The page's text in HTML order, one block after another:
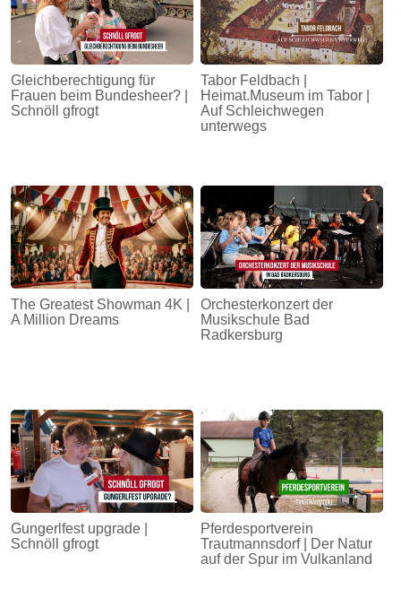
Gleichberechtigung für
Frauen beim Bundesheer? |
Schnöll gfrogt
Tabor Feldbach |
Heimat.Museum im Tabor |
Auf Schleichwegen
unterwegs
The Greatest Showman 4K |
A Million Dreams
Orchesterkonzert der
Musikschule Bad
Radkersburg
Gungerlfest upgrade |
Schnöll gfrogt
Pferdesportverein
Trautmannsdorf | Der Natur
auf der Spur im Vulkanland